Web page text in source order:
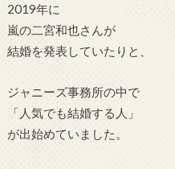
2019年に
嵐の二宮和也さんが
結婚を発表していたりと、
ジャニーズ事務所の中で
「人気でも結婚する人」
が出始めていました。